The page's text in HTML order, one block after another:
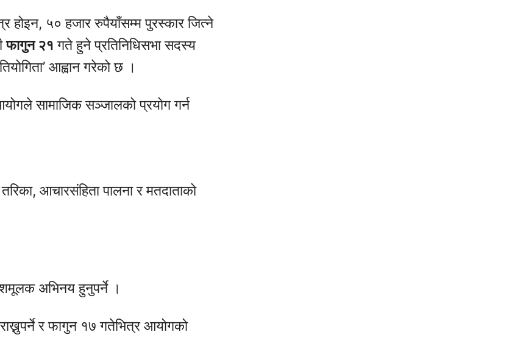
होइन, ५० हजार रुपैयाँसम्म पुरस्कार जित्ने
फागुन २१ गते हुने प्रतिनिधिसभा सदस्य
आह्वान गरेको छ ।
सामाजिक सञ्जालको प्रयोग गर्न
आचारसंहिता पालना र मतदाताको
अभिनय हुनुपर्ने ।
र फागुन १७ गतेभित्र आयोगको